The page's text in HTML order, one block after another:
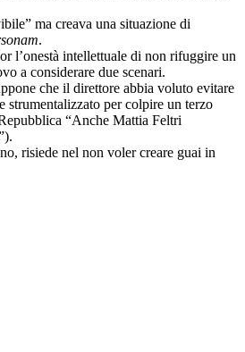
ma creava una situazione di
.
l’onestà intellettuale di non rifuggire un
a considerare due scenari.
che il direttore abbia voluto evitare
strumentalizzato per colpire un terzo
“Anche Mattia Feltri
risiede nel non voler creare guai in